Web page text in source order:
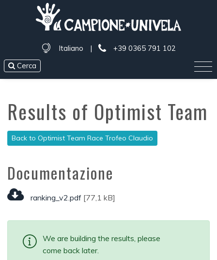
Italiano |
+39 0365 791 102
Cerca
Results of Optimist Team
Back to Optimist Team Race Trofeo Claudio
Documentazione
ranking_v2.pdf [77,1 kB]
We are building the results, please
come back later.